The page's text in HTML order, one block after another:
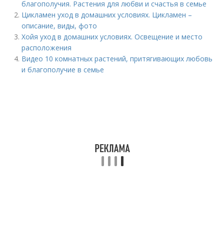
благополучия. Растения для любви и счастья в семье
Цикламен уход в домашних условиях. Цикламен –
описание, виды, фото
Хойя уход в домашних условиях. Освещение и место
расположения
Видео 10 комнатных растений, притягивающих любовь
и благополучие в семье